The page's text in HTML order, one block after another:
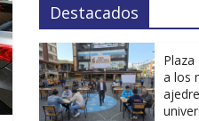
Destacados
Plaza
a los